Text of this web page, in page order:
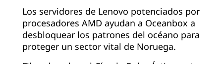
Los servidores de Lenovo potenciados por
procesadores AMD ayudan a Oceanbox a
desbloquear los patrones del océano para
proteger un sector vital de Noruega.